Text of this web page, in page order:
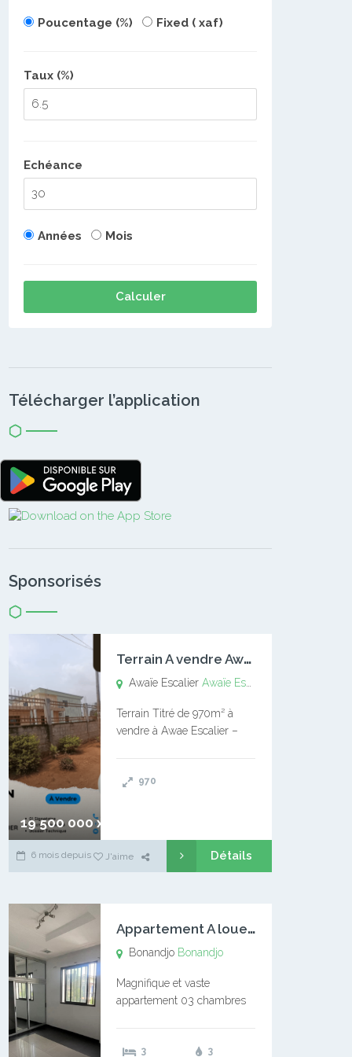
Poucentage (%) Fixed ( xaf)
Taux (%)
Echéance
Années Mois
Calculer
Télécharger l’application
Sponsorisés
19 500 000 xaf
T
errain A vendre Awaïe Escalier
Awaïe EscalierAwaïe Escalier
Terrain Titré de 970m² à
vendre à Awae Escalier –
l’Université Catholique –
970
6 mois depuis J'aime Détails
A
ppartement A louer Bonandjo
Bonandjo Bonandjo
Magnifique et vaste
appartement 03 chambres
douches 01 vaste salon 01
3
3